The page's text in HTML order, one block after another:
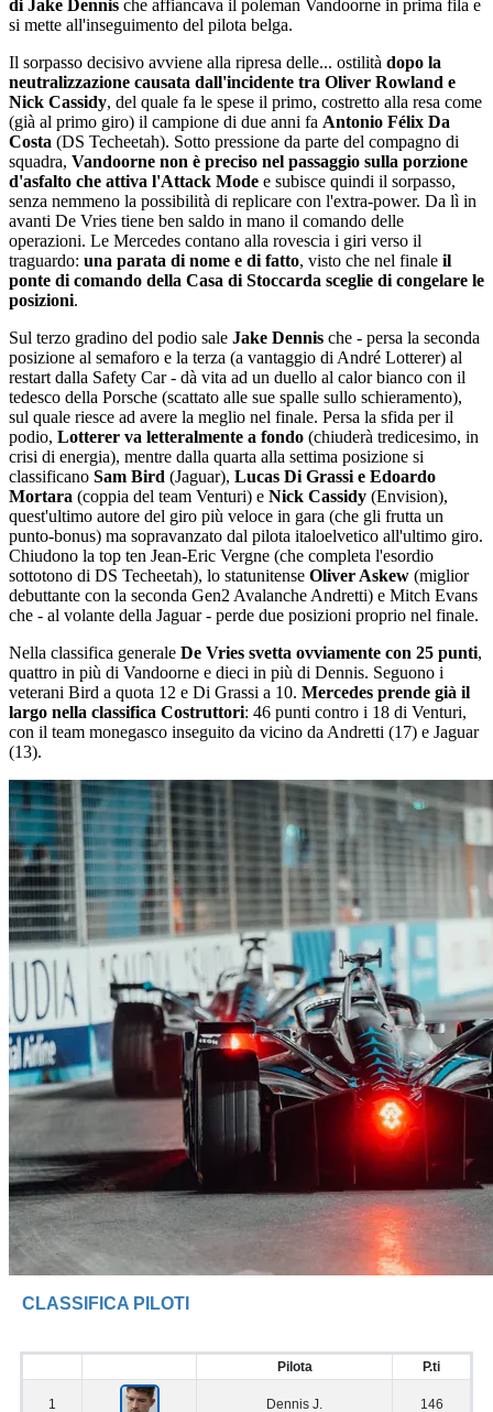
di Jake Dennis che affiancava il poleman Vandoorne in prima fila e
si mette all'inseguimento del pilota belga.
Il sorpasso decisivo avviene alla ripresa delle... ostilità dopo la
neutralizzazione causata dall'incidente tra Oliver Rowland e
Nick Cassidy, del quale fa le spese il primo, costretto alla resa come
(già al primo giro) il campione di due anni fa Antonio Félix Da
Costa (DS Techeetah). Sotto pressione da parte del compagno di
squadra, Vandoorne non è preciso nel passaggio sulla porzione
d'asfalto che attiva l'Attack Mode e subisce quindi il sorpasso,
senza nemmeno la possibilità di replicare con l'extra-power. Da lì in
avanti De Vries tiene ben saldo in mano il comando delle
operazioni. Le Mercedes contano alla rovescia i giri verso il
traguardo: una parata di nome e di fatto, visto che nel finale il
ponte di comando della Casa di Stoccarda sceglie di congelare le
posizioni.
Sul terzo gradino del podio sale Jake Dennis che - persa la seconda
posizione al semaforo e la terza (a vantaggio di André Lotterer) al
restart dalla Safety Car - dà vita ad un duello al calor bianco con il
tedesco della Porsche (scattato alle sue spalle sullo schieramento),
sul quale riesce ad avere la meglio nel finale. Persa la sfida per il
podio, Lotterer va letteralmente a fondo (chiuderà tredicesimo, in
crisi di energia), mentre dalla quarta alla settima posizione si
classificano Sam Bird (Jaguar), Lucas Di Grassi e Edoardo
Mortara (coppia del team Venturi) e Nick Cassidy (Envision),
quest'ultimo autore del giro più veloce in gara (che gli frutta un
punto-bonus) ma sopravanzato dal pilota italoelvetico all'ultimo giro.
Chiudono la top ten Jean-Eric Vergne (che completa l'esordio
sottotono di DS Techeetah), lo statunitense Oliver Askew (miglior
debuttante con la seconda Gen2 Avalanche Andretti) e Mitch Evans
che - al volante della Jaguar - perde due posizioni proprio nel finale.
Nella classifica generale De Vries svetta ovviamente con 25 punti,
quattro in più di Vandoorne e dieci in più di Dennis. Seguono i
veterani Bird a quota 12 e Di Grassi a 10. Mercedes prende già il
largo nella classifica Costruttori: 46 punti contro i 18 di Venturi,
con il team monegasco inseguito da vicino da Andretti (17) e Jaguar
(13).